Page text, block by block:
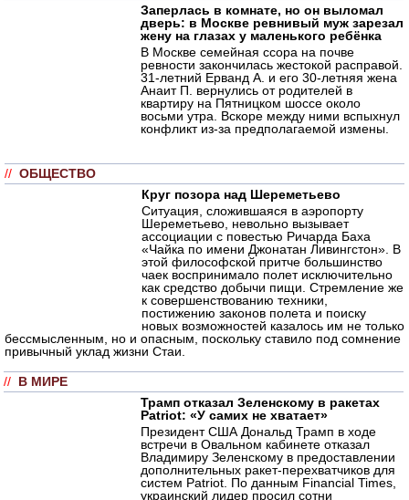
Заперлась в комнате, но он выломал
дверь: в Москве ревнивый муж зарезал
жену на глазах у маленького ребёнка
В Москве семейная ссора на почве
ревности закончилась жестокой расправой.
31-летний Ерванд А. и его 30-летняя жена
Анаит П. вернулись от родителей в
квартиру на Пятницком шоссе около
восьми утра. Вскоре между ними вспыхнул
конфликт из-за предполагаемой измены.
// ОБЩЕСТВО
Круг позора над Шереметьево
Ситуация, сложившаяся в аэропорту
Шереметьево, невольно вызывает
ассоциации с повестью Ричарда Баха
«Чайка по имени Джонатан Ливингстон». В
этой философской притче большинство
чаек воспринимало полет исключительно
как средство добычи пищи. Стремление же
к совершенствованию техники,
постижению законов полета и поиску
новых возможностей казалось им не только
бессмысленным, но и опасным, поскольку ставило под сомнение
привычный уклад жизни Стаи.
// В МИРЕ
Трамп отказал Зеленскому в ракетах
Patriot: «У самих не хватает»
Президент США Дональд Трамп в ходе
встречи в Овальном кабинете отказал
Владимиру Зеленскому в предоставлении
дополнительных ракет-перехватчиков для
систем Patriot. По данным Financial Times,
украинский лидер просил сотни